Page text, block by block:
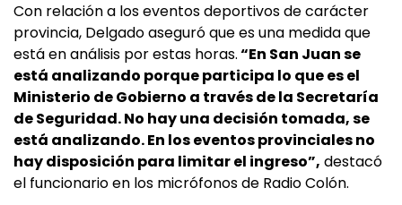
Con relación a los eventos deportivos de carácter
provincia, Delgado aseguró que es una medida que
está en análisis por estas horas.“En San Juan se
está analizando porque participa lo que es el
Ministerio de Gobierno a través de la Secretaría
de Seguridad. No hay una decisión tomada, se
está analizando. En los eventos provinciales no
hay disposición para limitar el ingreso”, destacó
el funcionario en los micrófonos de Radio Colón.